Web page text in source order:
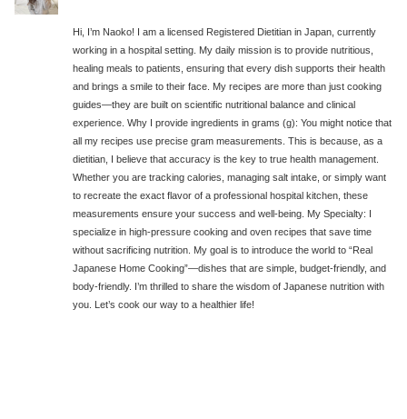
Hi, I’m Naoko! I am a licensed Registered Dietitian in Japan, currently
working in a hospital setting. My daily mission is to provide nutritious,
healing meals to patients, ensuring that every dish supports their health
and brings a smile to their face. My recipes are more than just cooking
guides—they are built on scientific nutritional balance and clinical
experience. Why I provide ingredients in grams (g): You might notice that
all my recipes use precise gram measurements. This is because, as a
dietitian, I believe that accuracy is the key to true health management.
Whether you are tracking calories, managing salt intake, or simply want
to recreate the exact flavor of a professional hospital kitchen, these
measurements ensure your success and well-being. My Specialty: I
specialize in high-pressure cooking and oven recipes that save time
without sacrificing nutrition. My goal is to introduce the world to “Real
Japanese Home Cooking”—dishes that are simple, budget-friendly, and
body-friendly. I’m thrilled to share the wisdom of Japanese nutrition with
you. Let’s cook our way to a healthier life!